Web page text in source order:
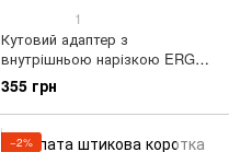
1
Кутовий адаптер з
внутрішньою нарізкою ERGO
G1/2"- G3/4" - G1"(53-250)
355 грн
−2%